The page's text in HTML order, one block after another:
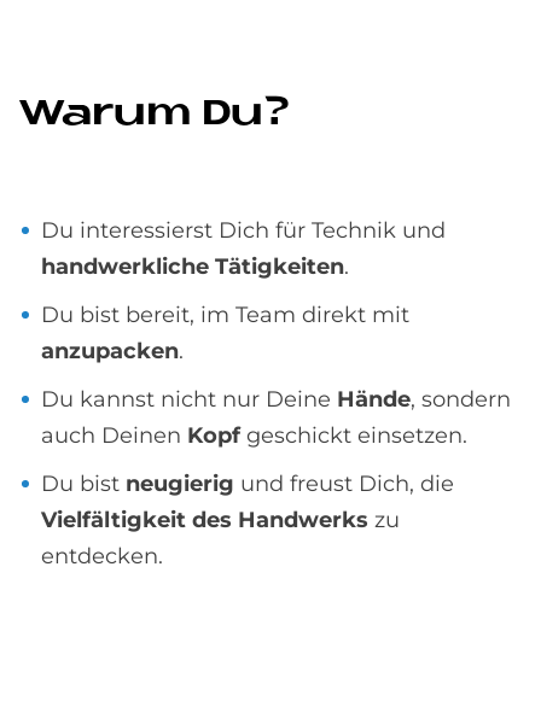
Wa­rum Du?
Du interessierst Dich für Technik und
handwerkliche Tätigkeiten.
Du bist bereit, im Team direkt mit
anzupacken.
Du kannst nicht nur Deine Hände, sondern
auch Deinen Kopfgeschickt einsetzen.
Du bist neugierig und freust Dich, die
Vielfältigkeit des Handwerks zu
entdecken.